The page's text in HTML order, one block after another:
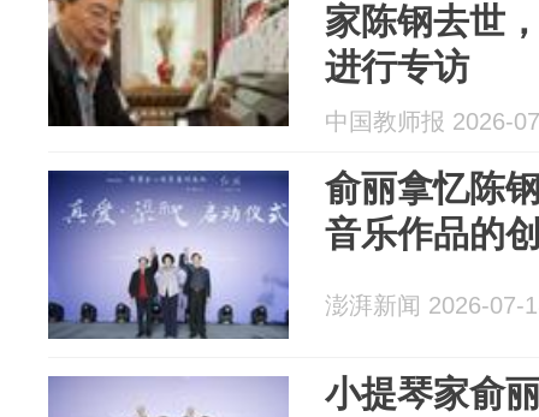
家陈钢去世
进行专访
中国教师报 2026-
俞丽拿忆陈
音乐作品的
澎湃新闻 2026-07-
小提琴家俞